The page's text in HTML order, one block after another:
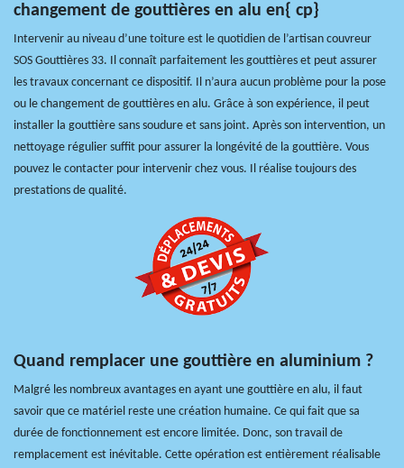
changement de gouttières en alu en{ cp}
Intervenir au niveau d’une toiture est le quotidien de l’artisan couvreur
SOS Gouttières 33. Il connaît parfaitement les gouttières et peut assurer
les travaux concernant ce dispositif. Il n’aura aucun problème pour la pose
ou le changement de gouttières en alu. Grâce à son expérience, il peut
installer la gouttière sans soudure et sans joint. Après son intervention, un
nettoyage régulier suffit pour assurer la longévité de la gouttière. Vous
pouvez le contacter pour intervenir chez vous. Il réalise toujours des
prestations de qualité.
Quand remplacer une gouttière en aluminium ?
Malgré les nombreux avantages en ayant une gouttière en alu, il faut
savoir que ce matériel reste une création humaine. Ce qui fait que sa
durée de fonctionnement est encore limitée. Donc, son travail de
remplacement est inévitable. Cette opération est entièrement réalisable